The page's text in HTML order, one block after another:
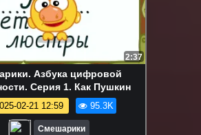
2:37
Азбука цифровой
Серия 1. Как Пушкин
02-21 12:59 95.3K
Смешарики